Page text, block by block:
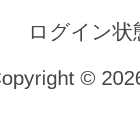
ログイン
©